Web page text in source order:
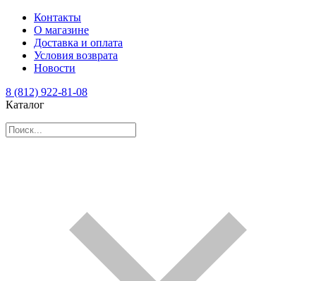
Контакты
О магазине
Доставка и оплата
Условия возврата
Новости
8 (812) 922-81-08
Каталог